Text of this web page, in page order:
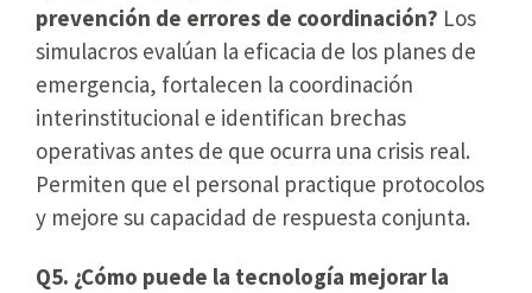
prevención de errores de coordinación? Los
simulacros evalúan la eficacia de los planes de
emergencia, fortalecen la coordinación
interinstitucional e identifican brechas
operativas antes de que ocurra una crisis real.
Permiten que el personal practique protocolos
y mejore su capacidad de respuesta conjunta.
Q5. ¿Cómo puede la tecnología mejorar la